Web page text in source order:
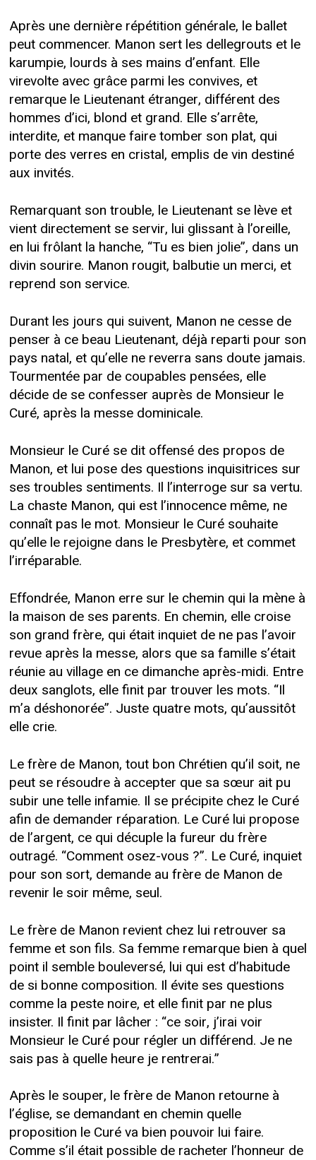
Après une dernière répétition générale, le ballet
peut commencer. Manon sert les dellegrouts et le
karumpie, lourds à ses mains d’enfant. Elle
virevolte avec grâce parmi les convives, et
remarque le Lieutenant étranger, différent des
hommes d’ici, blond et grand. Elle s’arrête,
interdite, et manque faire tomber son plat, qui
porte des verres en cristal, emplis de vin destiné
aux invités.
Remarquant son trouble, le Lieutenant se lève et
vient directement se servir, lui glissant à l’oreille,
en lui frôlant la hanche, “Tu es bien jolie”, dans un
divin sourire. Manon rougit, balbutie un merci, et
reprend son service.
Durant les jours qui suivent, Manon ne cesse de
penser à ce beau Lieutenant, déjà reparti pour son
pays natal, et qu’elle ne reverra sans doute jamais.
Tourmentée par de coupables pensées, elle
décide de se confesser auprès de Monsieur le
Curé, après la messe dominicale.
Monsieur le Curé se dit offensé des propos de
Manon, et lui pose des questions inquisitrices sur
ses troubles sentiments. Il l’interroge sur sa vertu.
La chaste Manon, qui est l’innocence même, ne
connaît pas le mot. Monsieur le Curé souhaite
qu’elle le rejoigne dans le Presbytère, et commet
l’irréparable.
Effondrée, Manon erre sur le chemin qui la mène à
la maison de ses parents. En chemin, elle croise
son grand frère, qui était inquiet de ne pas l’avoir
revue après la messe, alors que sa famille s’était
réunie au village en ce dimanche après-midi. Entre
deux sanglots, elle finit par trouver les mots. “Il
m’a déshonorée”. Juste quatre mots, qu’aussitôt
elle crie.
Le frère de Manon, tout bon Chrétien qu’il soit, ne
peut se résoudre à accepter que sa sœur ait pu
subir une telle infamie. Il se précipite chez le Curé
afin de demander réparation. Le Curé lui propose
de l’argent, ce qui décuple la fureur du frère
outragé. “Comment osez-vous ?”. Le Curé, inquiet
pour son sort, demande au frère de Manon de
revenir le soir même, seul.
Le frère de Manon revient chez lui retrouver sa
femme et son fils. Sa femme remarque bien à quel
point il semble bouleversé, lui qui est d’habitude
de si bonne composition. Il évite ses questions
comme la peste noire, et elle finit par ne plus
insister. Il finit par lâcher : “ce soir, j’irai voir
Monsieur le Curé pour régler un différend. Je ne
sais pas à quelle heure je rentrerai.”
Après le souper, le frère de Manon retourne à
l’église, se demandant en chemin quelle
proposition le Curé va bien pouvoir lui faire.
Comme s’il était possible de racheter l’honneur de